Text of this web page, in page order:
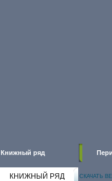
Книжный ряд
КНИЖНЫЙ РЯД СКАЧАТЬ